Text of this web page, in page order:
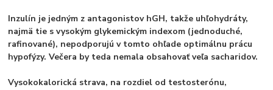
Inzulín je jedným z antagonistov hGH, takže uhľohydráty,
najmä tie s vysokým glykemickým indexom (jednoduché,
rafinované), nepodporujú v tomto ohľade optimálnu prácu
hypofýzy. Večera by teda nemala obsahovať veľa sacharidov.
Vysokokalorická strava, na rozdiel od testosterónu,